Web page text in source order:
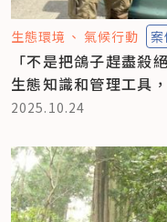
生態環境 氣候行動 案
「不是把鴿子趕盡殺
生態知識和管理工具
2025.10.24